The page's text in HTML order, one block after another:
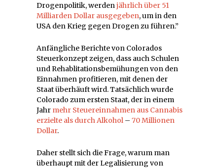
Drogenpolitik, werdenjährlich über 51
Milliarden Dollar ausgegeben, um in den
USA den Krieg gegen Drogen zu führen.”
Anfängliche Berichte von Colorados
Steuerkonzept zeigen, dass auch Schulen
und Rehablitationsbemühungen von den
Einnahmen profitieren, mit denen der
Staat überhäuft wird. Tatsächlich wurde
Colorado zum ersten Staat, der in einem
Jahr mehr Steuereinnahmen aus Cannabis
erzielte als durch Alkohol – 70 Millionen
Dollar.
Daher stellt sich die Frage, warum man
überhaupt mit der Legalisierung von